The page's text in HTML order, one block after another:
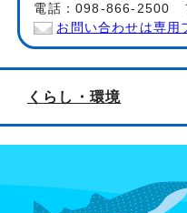
電話：098-866-2500
お問い合わせは専用
くらし・環境